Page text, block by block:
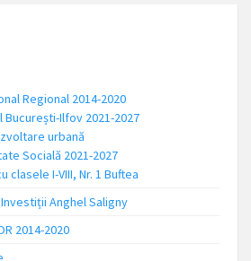
Regional 2014-2020
Ilfov 2021-2027
urbană
Socială 2021-2027
clasele I-VIII, Nr. 1 Buftea
Anghel Saligny
2014-2020